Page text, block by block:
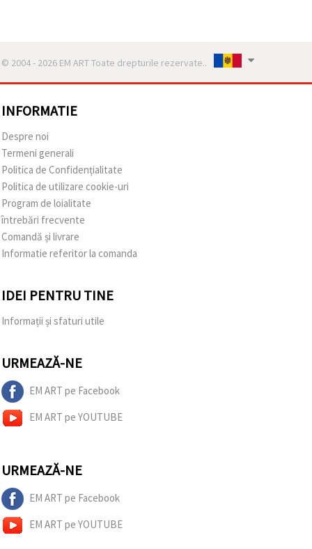
© 2004 - 2026 EM ART Toate drepturile rezervate..
INFORMATIE
Despre noi
Termeni generali
Politica de Confidențialitate
Politica de utilizare cookie-uri
Program de loialitate
întrebări frecvente
Comandă și livrare
Informatie referitor la comanda
IDEI PENTRU TINE
Informații și sfaturi utile
URMEAZĂ-NE
EM ART pe Facebook
EM ART pe YOUTUBE
URMEAZĂ-NE
EM ART pe Facebook
EM ART pe YOUTUBE